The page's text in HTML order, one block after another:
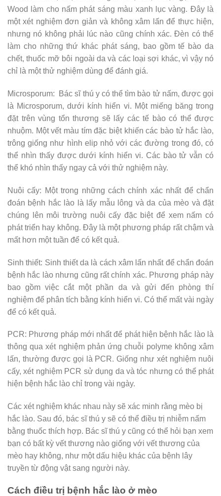
Wood làm cho nấm phát sáng màu xanh lục vàng. Đây là
một xét nghiệm đơn giản và không xâm lấn để thực hiện,
nhưng nó không phải lúc nào cũng chính xác. Đèn có thể
làm cho những thứ khác phát sáng, bao gồm tế bào da
chết, thuốc mỡ bôi ngoài da và các loại sợi khác, vì vậy nó
chỉ là một thử nghiệm dùng để đánh giá.
Microsporum: Bác sĩ thú y có thể tìm bào tử nấm, được gọi
là Microsporum, dưới kính hiển vi. Một miếng băng trong
đặt trên vùng tổn thương sẽ lấy các tế bào có thể được
nhuộm. Một vết màu tím đặc biệt khiến các bào tử hắc lào,
trông giống như hình elip nhỏ với các đường trong đó, có
thể nhìn thấy được dưới kính hiển vi. Các bào tử vẫn có
thể khó nhìn thấy ngay cả với thử nghiệm này.
Nuôi cấy: Một trong những cách chính xác nhất để chẩn
đoán bệnh hắc lào là lấy mẫu lông và da của mèo và đặt
chúng lên môi trường nuôi cấy đặc biệt để xem nấm có
phát triển hay không. Đây là một phương pháp rất chậm và
mất hơn một tuần để có kết quả.
Sinh thiết: Sinh thiết da là cách xâm lấn nhất để chẩn đoán
bệnh hắc lào nhưng cũng rất chính xác. Phương pháp này
bao gồm việc cắt một phần da và gửi đến phòng thí
nghiệm để phân tích bằng kính hiển vi. Có thể mất vài ngày
để có kết quả.
PCR: Phương pháp mới nhất để phát hiện bệnh hắc lào là
thông qua xét nghiệm phản ứng chuỗi polyme không xâm
lấn, thường được gọi là PCR. Giống như xét nghiệm nuôi
cấy, xét nghiệm PCR sử dụng da và tóc nhưng có thể phát
hiện bệnh hắc lào chỉ trong vài ngày.
Các xét nghiệm khác nhau này sẽ xác minh rằng mèo bị
hắc lào. Sau đó, bác sĩ thú y sẽ có thể điều trị nhiễm nấm
bằng thuốc thích hợp. Bác sĩ thú y cũng có thể hỏi bạn xem
bạn có bất kỳ vết thương nào giống với vết thương của
mèo hay không, như một dấu hiệu khác của bệnh lây
truyền từ động vật sang người này.
Cách điều trị bệnh hắc lào ở mèo